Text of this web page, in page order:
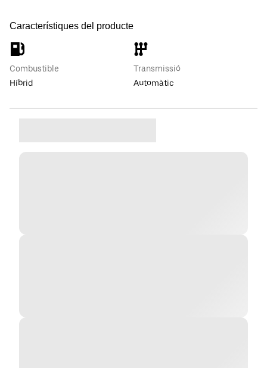
Característiques del producte
Combustible
Híbrid
Transmissió
Automàtic